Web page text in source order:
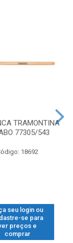
TRAMONTINA
77305/543
18692
seu login ou
se para
preços e
comprar